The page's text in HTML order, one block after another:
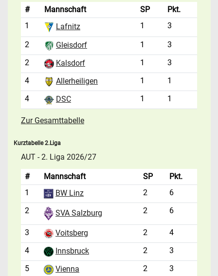
# Mannschaft SP
Pkt.
1
Lafnitz 1 3
2 Gleisdorf 1
3
2
Kalsdorf 1
3
4
Allerheiligen 1
1
4
DSC 1 1
Zur Gesamttabelle
Kurztabelle 2.Liga
AUT - 2. Liga 2026/27
# Mannschaft SP
Pkt.
1
BW Linz 2
6
2
SVA Salzburg 2 6
3 Voitsberg 2
4
4
Innsbruck 2
3
5
Vienna 2 3